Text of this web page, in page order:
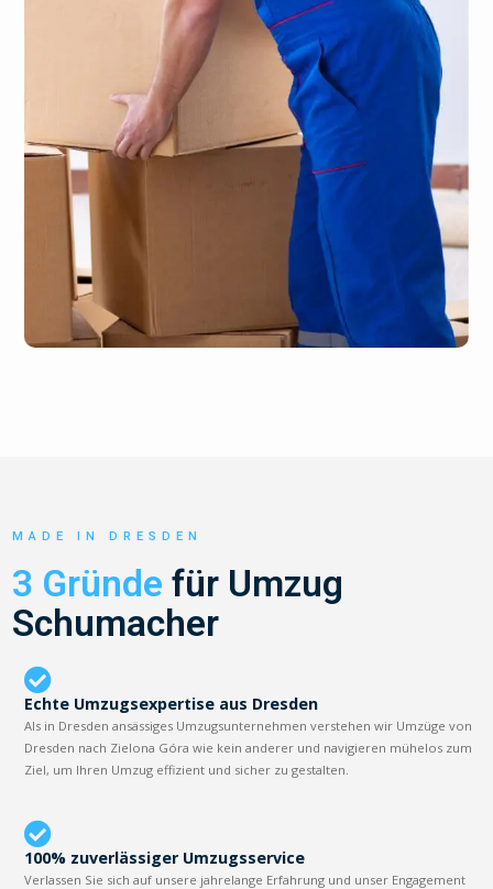
MADE IN DRESDEN
3 Gründe für Umzug
Schumacher
Echte Umzugsexpertise aus Dresden
Als in Dresden ansässiges Umzugsunternehmen verstehen wir Umzüge von
Dresden nach Zielona Góra wie kein anderer und navigieren mühelos zum
Ziel, um Ihren Umzug effizient und sicher zu gestalten.
100% zuverlässiger Umzugsservice
Verlassen Sie sich auf unsere jahrelange Erfahrung und unser Engagement